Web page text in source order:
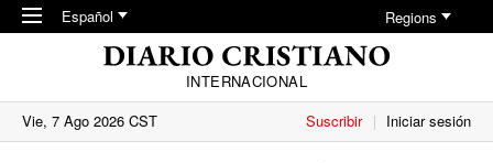
Skip to main content
Español Regions
INTERNACIONAL
Vie, 7 Ago 2026 CST
Suscribir Iniciar sesión